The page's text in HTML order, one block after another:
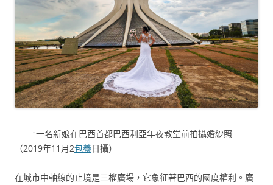
↑一名新娘在巴西首都巴西利亞年夜教堂前拍攝婚紗照
（2019年11月2包養日攝）
在城市中軸線的止境是三權廣場，它象征著巴西的國度權利。廣